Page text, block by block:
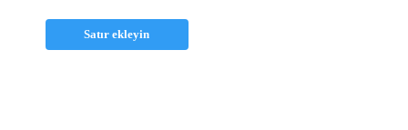
Satır ekleyin